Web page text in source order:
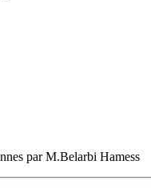
par M.Belarbi Hamess